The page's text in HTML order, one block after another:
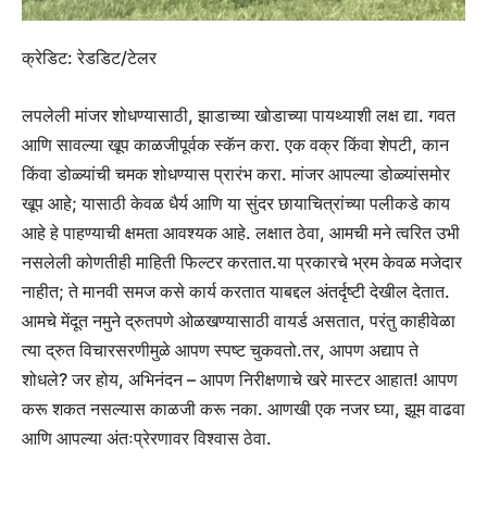
क्रेडिट: रेडडिट/टेलर
लपलेली मांजर शोधण्यासाठी, झाडाच्या खोडाच्या पायथ्याशी लक्ष द्या. गवत
आणि सावल्या खूप काळजीपूर्वक स्कॅन करा. एक वक्र किंवा शेपटी, कान
किंवा डोळ्यांची चमक शोधण्यास प्रारंभ करा. मांजर आपल्या डोळ्यांसमोर
खूप आहे; यासाठी केवळ धैर्य आणि या सुंदर छायाचित्रांच्या पलीकडे काय
आहे हे पाहण्याची क्षमता आवश्यक आहे. लक्षात ठेवा, आमची मने त्वरित उभी
नसलेली कोणतीही माहिती फिल्टर करतात.या प्रकारचे भ्रम केवळ मजेदार
नाहीत; ते मानवी समज कसे कार्य करतात याबद्दल अंतर्दृष्टी देखील देतात.
आमचे मेंदूत नमुने द्रुतपणे ओळखण्यासाठी वायर्ड असतात, परंतु काहीवेळा
त्या द्रुत विचारसरणीमुळे आपण स्पष्ट चुकवतो.तर, आपण अद्याप ते
शोधले? जर होय, अभिनंदन – आपण निरीक्षणाचे खरे मास्टर आहात! आपण
करू शकत नसल्यास काळजी करू नका. आणखी एक नजर घ्या, झूम वाढवा
आणि आपल्या अंतःप्रेरणावर विश्वास ठेवा.